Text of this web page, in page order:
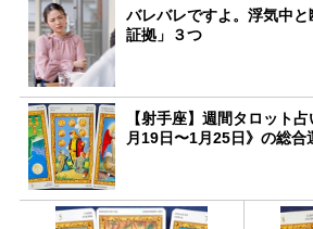
バレバレですよ。浮気中
証拠」３つ
【射手座】週間タロット
月19日〜1月25日》の総合